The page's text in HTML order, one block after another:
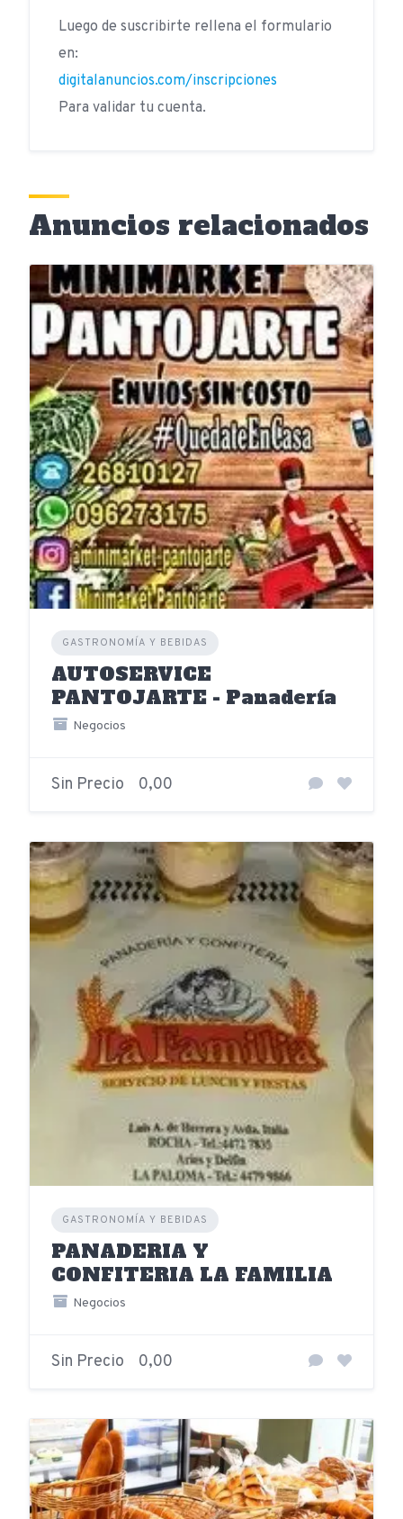
Luego de suscribirte rellena el formulario
en:
digitalanuncios.com/inscripciones
Para validar tu cuenta.
Anuncios relacionados
GASTRONOMÍA Y BEBIDAS
AUTOSERVICE
PANTOJARTE - Panadería
Negocios
Sin Precio 0,00
GASTRONOMÍA Y BEBIDAS
PANADERIA Y
CONFITERIA LA FAMILIA
Negocios
Sin Precio 0,00